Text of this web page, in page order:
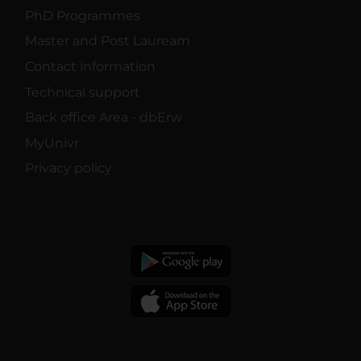
PhD Programmes
Master and Post Lauream
Contact information
Technical support
Back office Area - dbErw
MyUnivr
Privacy policy